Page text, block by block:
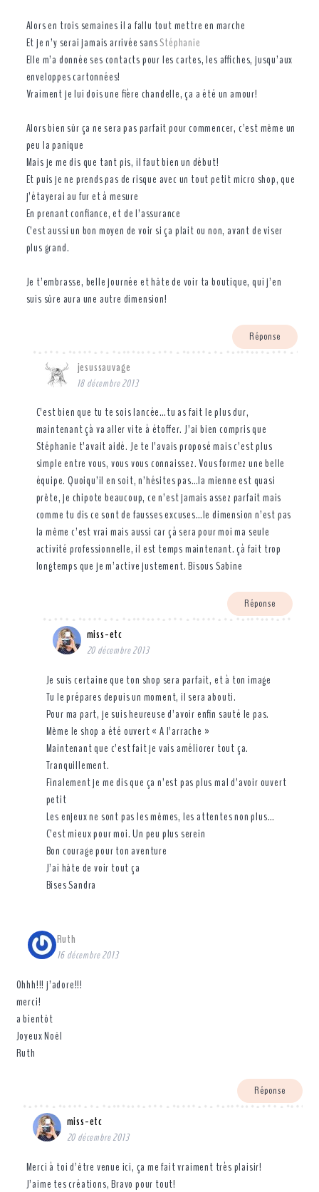
Alors en trois semaines il a fallu tout mettre en marche
Et je n’y serai jamais arrivée sansStéphanie
Elle m’a donnée ses contacts pour les cartes, les affiches, jusqu’aux
enveloppes cartonnées!
Vraiment je lui dois une fière chandelle, ça a été un amour!
Alors bien sûr ça ne sera pas parfait pour commencer, c’est même un
peu la panique
Mais je me dis que tant pis, il faut bien un début!
Et puis je ne prends pas de risque avec un tout petit micro shop, que
j’étayerai au fur et à mesure
En prenant confiance, et de l’assurance
C’est aussi un bon moyen de voir si ça plait ou non, avant de viser
plus grand.
Je t’embrasse, belle journée et hâte de voir ta boutique, qui j’en
suis sûre aura une autre dimension!
Réponse
jesussauvage
18 décembre 2013
C’est bien que tu te sois lancée…tu as fait le plus dur,
maintenant çà va aller vite à étoffer. J’ai bien compris que
Stéphanie t’avait aidé. Je te l’avais proposé mais c’est plus
simple entre vous, vous vous connaissez. Vous formez une belle
équipe. Quoiqu’il en soit, n’hésites pas…la mienne est quasi
prête, je chipote beaucoup, ce n’est jamais assez parfait mais
comme tu dis ce sont de fausses excuses…le dimension n’est pas
la même c’est vrai mais aussi car çà sera pour moi ma seule
activité professionnelle, il est temps maintenant. çà fait trop
longtemps que je m’active justement. Bisous Sabine
Réponse
miss-etc
20 décembre 2013
Je suis certaine que ton shop sera parfait, et à ton image
Tu le prépares depuis un moment, il sera abouti.
Pour ma part, je suis heureuse d’avoir enfin sauté le pas.
Même le shop a été ouvert « A l’arrache »
Maintenant que c’est fait je vais améliorer tout ça.
Tranquillement.
Finalement je me dis que ça n’est pas plus mal d’avoir ouvert
petit
Les enjeux ne sont pas les mêmes, les attentes non plus…
C’est mieux pour moi. Un peu plus serein
Bon courage pour ton aventure
J’ai hâte de voir tout ça
Bises Sandra
Ruth
16 décembre 2013
Ohhh!!! j’adore!!!
merci!
a bientôt
Joyeux Noël
Ruth
Réponse
miss-etc
20 décembre 2013
Merci à toi d’être venue ici, ça me fait vraiment très plaisir!
J’aime tes créations, Bravo pour tout!